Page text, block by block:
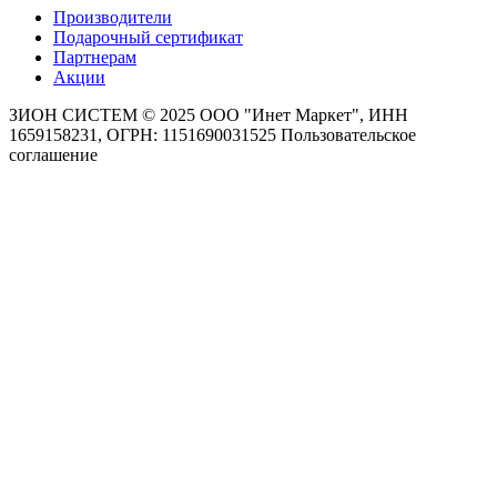
Производители
Подарочный сертификат
Партнерам
Акции
ЗИОН СИСТЕМ © 2025 ООО "Инет Маркет", ИНН
1659158231, ОГРН: 1151690031525 Пользовательское
соглашение